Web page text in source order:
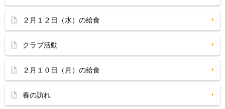
２月１２日（水）の給食
クラブ活動
２月１０日（月）の給食
春の訪れ